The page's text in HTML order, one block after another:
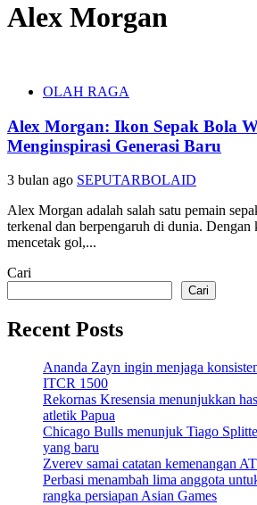
Alex Morgan
OLAH RAGA
Alex Morgan: Ikon Sepak Bola
Menginspirasi Generasi Baru
3 bulan ago SEPUTARBOLAID
Alex Morgan adalah salah satu pemain
terkenal dan berpengaruh di dunia. Dengan
mencetak gol,...
Cari
Cari
Recent Posts
Ananda Zayn ingin menjaga
ITCR 1500
Rekornas Kresensia menunjukkan
atletik Papua
Chicago Bulls menunjuk Tiago
yang baru
Zverev samai catatan kemenangan
Perbasi menambah lima anggota
rangka persiapan Asian Games